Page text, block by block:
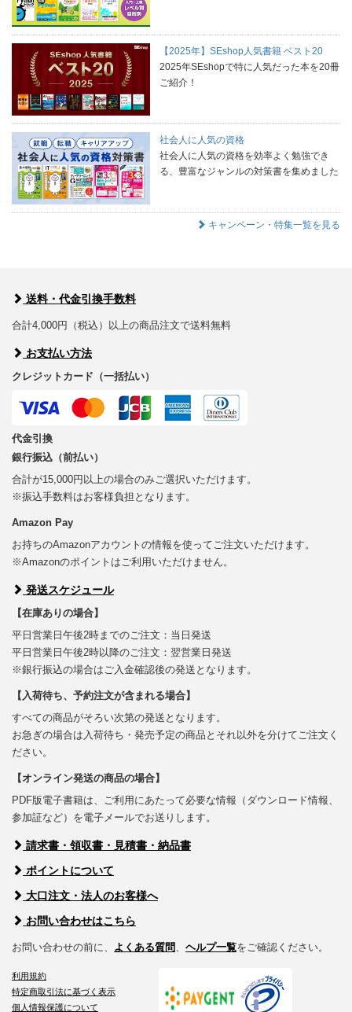
【2025年】SEshop人気書籍 ベスト20
2025年SEshopで特に人気だった本を20冊
ご紹介！
社会人に人気の資格
社会人に人気の資格を効率よく勉強でき
る、豊富なジャンルの対策書を集めました
キャンペーン・特集一覧を見る
送料・代金引換手数料
合計4,000円（税込）以上の商品注文で送料無料
お支払い方法
クレジットカード（一括払い）
代金引換
銀行振込（前払い）
合計が15,000円以上の場合のみご選択いただけます。
※振込手数料はお客様負担となります。
Amazon Pay
お持ちのAmazonアカウントの情報を使ってご注文いただけます。
※Amazonのポイントはご利用いただけません。
発送スケジュール
【在庫ありの場合】
平日営業日午後2時までのご注文：当日発送
平日営業日午後2時以降のご注文：翌営業日発送
※銀行振込の場合はご入金確認後の発送となります。
【入荷待ち、予約注文が含まれる場合】
すべての商品がそろい次第の発送となります。
お急ぎの場合は入荷待ち・発売予定の商品とそれ以外を分けてご注文く
ださい。
【オンライン発送の商品の場合】
PDF版電子書籍は、ご利用にあたって必要な情報（ダウンロード情報、
参加証など）を電子メールでお送りします。
請求書・領収書・見積書・納品書
ポイントについて
大口注文・法人のお客様へ
お問い合わせはこちら
お問い合わせの前に、 よくある質問、 ヘルプ一覧をご確認ください。
利用規約
特定商取引法に基づく表示
個人情報保護について